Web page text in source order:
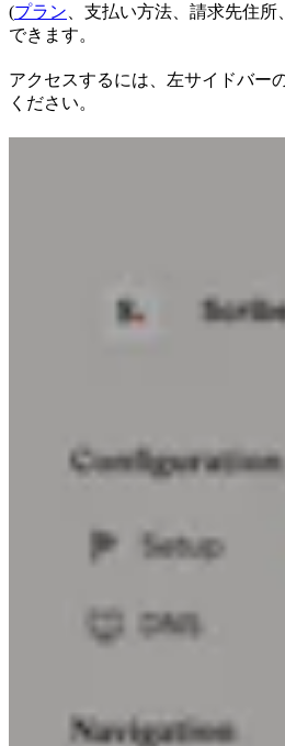
(プラン 、支払い方法、請求先住
できます。
アクセスするには、左サイドバー
ください。